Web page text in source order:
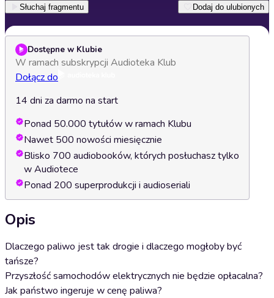
Słuchaj fragmentu Dodaj do ulubionych
Dostępne w Klubie
W ramach subskrypcji Audioteka Klub
Dołącz do
14 dni za darmo na start
Ponad 50.000 tytułów w ramach Klubu
Nawet 500 nowości miesięcznie
Blisko 700 audiobooków, których posłuchasz tylko
w Audiotece
Ponad 200 superprodukcji i audioseriali
Opis
Dlaczego paliwo jest tak drogie i dlaczego mogłoby być
tańsze?
Przyszłość samochodów elektrycznych nie będzie opłacalna?
Jak państwo ingeruje w cenę paliwa?